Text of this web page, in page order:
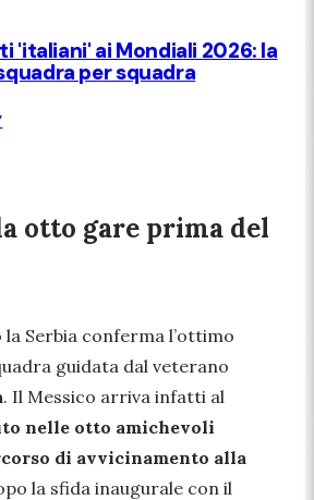
'italiani' ai Mondiali 2026: la
per squadra
otto gare prima del
Serbia conferma l’ottimo
guidata dal veterano
. Il Messico arriva infatti al
nelle otto amichevoli
di avvicinamento alla
la sfida inaugurale con il